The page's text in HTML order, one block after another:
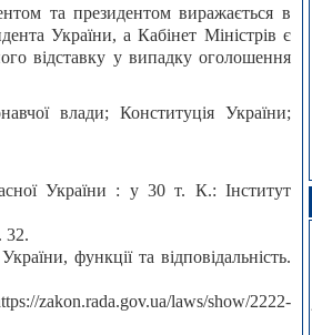
та президентом виражається в
України, а Кабінет Міністрів є
відставку у випадку оголошення
влади; Конституція України;
України : у 30 т. К.: Інститут
32.
функції та відповідальність.
zakon.rada.gov.ua/laws/show/2222-